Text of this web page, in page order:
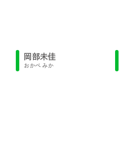
岡部未佳
おかべ みか